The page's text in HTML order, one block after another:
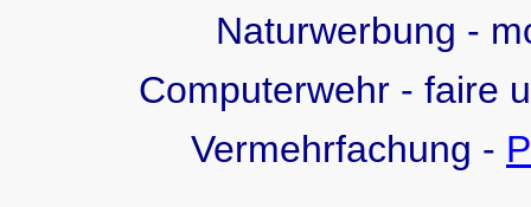
Naturwerbung -
Computerwehr - faire
Vermehrfachung -